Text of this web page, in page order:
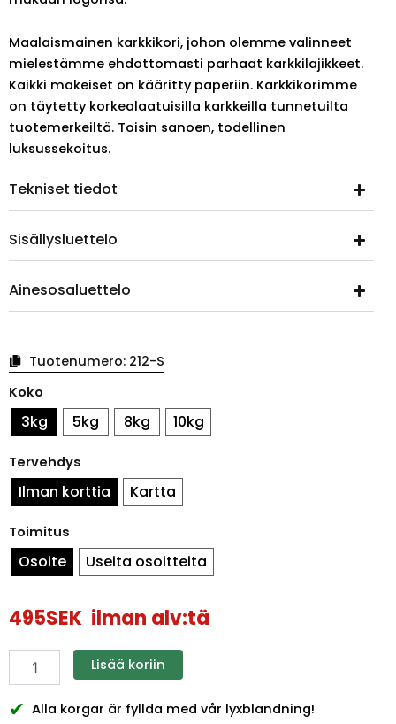
Maalaismainen karkkikori, johon olemme valinneet
mielestämme ehdottomasti parhaat karkkilajikkeet.
Kaikki makeiset on kääritty paperiin. Karkkikorimme
on täytetty korkealaatuisilla karkkeilla tunnetuilta
tuotemerkeiltä. Toisin sanoen, todellinen
luksussekoitus.
Tekniset tiedot
Sisällysluettelo
Ainesosaluettelo
Tuotenumero: 212-S
Koko
3kg 5kg 8kg 10kg
Tervehdys
Ilman korttia Kartta
Toimitus
Osoite Useita osoitteita
495SEK ilman alv:tä
maalaismainen
määrä
Lisää koriin
✔ Alla korgar är fyllda med vår lyxblandning!